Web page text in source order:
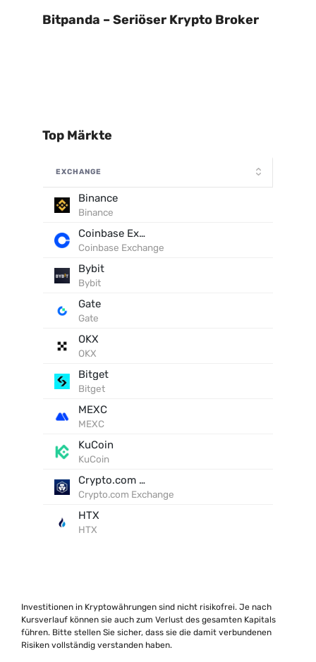
Bitpanda – Seriöser Krypto Broker
Top Märkte
EXCHANGE
Binance
Binance
Coinbase Exchange
Coinbase Exchange
Bybit
Bybit
Gate
Gate
OKX
OKX
Bitget
Bitget
MEXC
MEXC
KuCoin
KuCoin
Crypto.com Exchange
Crypto.com Exchange
HTX
HTX
Investitionen in Kryptowährungen sind nicht risikofrei. Je nach
Kursverlauf können sie auch zum Verlust des gesamten Kapitals
führen. Bitte stellen Sie sicher, dass sie die damit verbundenen
Risiken vollständig verstanden haben.